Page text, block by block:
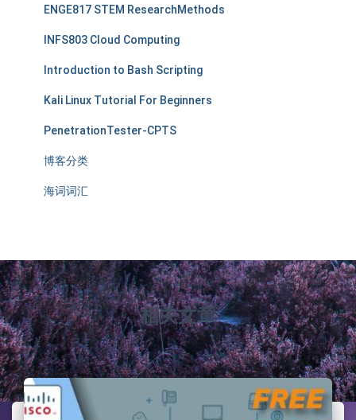
ENGE817 STEM ResearchMethods
INFS803 Cloud Computing
Introduction to Bash Scripting
Kali Linux Tutorial For Beginners
PenetrationTester-CPTS
博客分类
海词词汇
相关文章